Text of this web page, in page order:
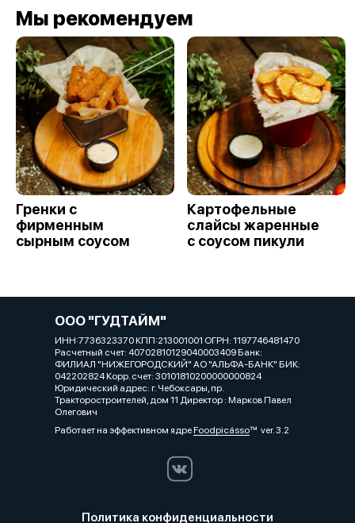
Мы рекомендуем
Гренки с
фирменным
сырным соусом
Картофельные
слайсы жаренные
с соусом пикули
ООО "ГУДТАЙМ"
ИНН:7736323370 КПП:213001001 ОГРН: 1197746481470
Расчетный счет: 40702810129040003409 Банк:
ФИЛИАЛ "НИЖЕГОРОДСКИЙ" АО "АЛЬФА-БАНК" БИК:
042202824 Корр. счет: 30101810200000000824
Юридический адрес: г. Чебоксары, пр.
Тракторостроителей, дом 11 Директор : Марков Павел
Олегович
Работает на эффективном ядреFoodpicássover. 3.2
Политика конфиденциальности